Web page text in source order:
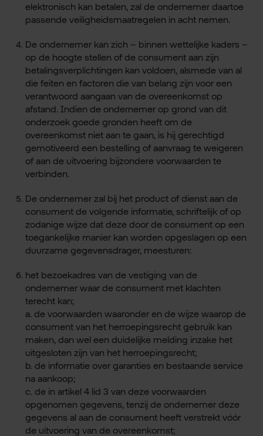
elektronisch kan betalen, zal de ondernemer daartoe
passende veiligheidsmaatregelen in acht nemen.
De ondernemer kan zich – binnen wettelijke kaders –
op de hoogte stellen of de consument aan zijn
betalingsverplichtingen kan voldoen, alsmede van al
die feiten en factoren die van belang zijn voor een
verantwoord aangaan van de overeenkomst op
afstand. Indien de ondernemer op grond van dit
onderzoek goede gronden heeft om de
overeenkomst niet aan te gaan, is hij gerechtigd
gemotiveerd een bestelling of aanvraag te weigeren
of aan de uitvoering bijzondere voorwaarden te
verbinden.
De ondernemer zal bij het product of dienst aan de
consument de volgende informatie, schriftelijk of op
zodanige wijze dat deze door de consument op een
toegankelijke manier kan worden opgeslagen op een
duurzame gegevensdrager, meesturen:
het bezoekadres van de vestiging van de
ondernemer waar de consument met klachten
terecht kan;
a. de voorwaarden waaronder en de wijze waarop de
consument van het herroepingsrecht gebruik kan
maken, dan wel een duidelijke melding inzake het
uitgesloten zijn van het herroepingsrecht;
b. de informatie over garanties en bestaande service
na aankoop;
c. de in artikel 4 lid 3 van deze voorwaarden
opgenomen gegevens, tenzij de ondernemer deze
gegevens al aan de consument heeft verstrekt vóór
de uitvoering van de overeenkomst;